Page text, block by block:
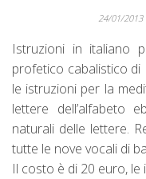
24/01/2013
Istruzioni in italiano
profetico cabalistico di
le istruzioni per la
lettere dell’alfabeto
naturali delle lettere.
tutte le nove vocali di
Il costo è di 20 euro,